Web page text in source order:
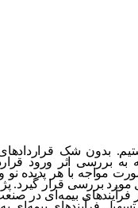
بدون شک
بررسی اثر ورود
مواجه با هر پدیده
مورد بررسی قرار گیرد.
فرآیندهای بیمه‌ای در